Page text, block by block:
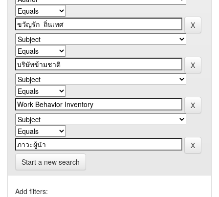
Start a new search
Add filters: